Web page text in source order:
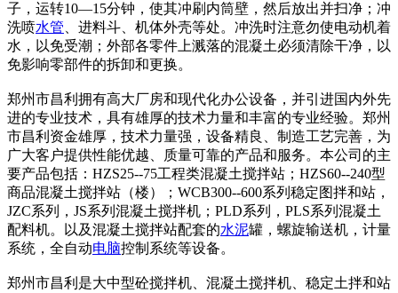
子，运转10—15分钟，使其冲刷内筒壁，然后放出并扫净；冲
洗喷水管 、进料斗、机体外壳等处。冲洗时注意勿使电动机着
水，以免受潮；外部各零件上溅落的混凝土必须清除干净，以
免影响零部件的拆卸和更换。
郑州市昌利拥有高大厂房和现代化办公设备，并引进国内外先
进的专业技术，具有雄厚的技术力量和丰富的专业经验。郑州
市昌利资金雄厚，技术力量强，设备精良、制造工艺完善，为
广大客户提供性能优越、质量可靠的产品和服务。本公司的主
要产品包括：HZS25--75工程类混凝土搅拌站；HZS60--240型
商品混凝土搅拌站（楼）；WCB300--600系列稳定图拌和站，
JZC系列，JS系列混凝土搅拌机；PLD系列，PLS系列混凝土
配料机。以及混凝土搅拌站配套的水泥罐，螺旋输送机，计量
系统，全自动电脑控制系统等设备。
郑州市昌利是大中型砼搅拌机、混凝土搅拌机、稳定土拌和站